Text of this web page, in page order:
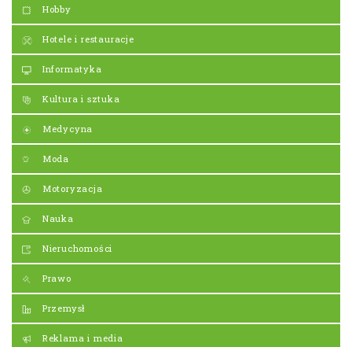
Hobby
Hotele i restauracje
Informatyka
Kultura i sztuka
Medycyna
Moda
Motoryzacja
Nauka
Nieruchomości
Prawo
Przemysł
Reklama i media